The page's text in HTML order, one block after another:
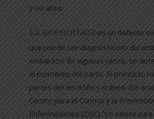
y 44 años.
La anencefalia es un defecto
que puede ser diagnosticado
embarazo. En algunos casos, se
el momento del parto. El producto
partes del encéfalo y cráneo. De
Centro para el Control y la
Enfermedades (CDC) “no existe cura